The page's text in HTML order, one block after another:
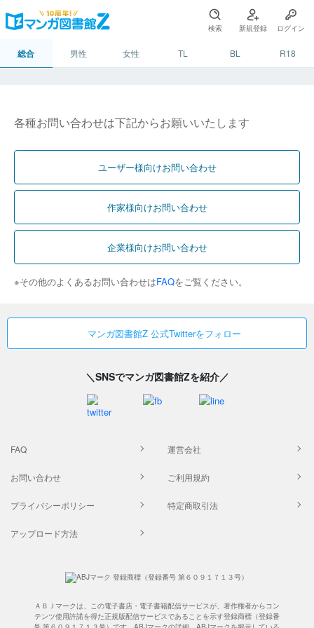
検索 新規登録 ログイン
総合 男性 女性 TL BL R18
各種お問い合わせは下記からお願いいたします
ユーザー様向けお問い合わせ
作家様向けお問い合わせ
企業様向けお問い合わせ
※その他のよくあるお問い合わせはFAQをご覧ください。
マンガ図書館Z 公式Twitterをフォロー
＼SNSでマンガ図書館Zを紹介／
FAQ 運営会社
お問い合わせ ご利用規約
プライバシーポリシー 特定商取引法
アップロード方法
ＡＢＪマークは、この電子書店・電子書籍配信サービスが、著作権者からコン
テンツ使用許諾を得た正規版配信サービスであることを示す登録商標（登録番